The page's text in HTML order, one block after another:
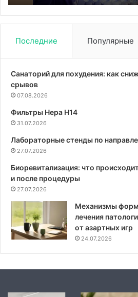
Последние Популярные
Санаторий для похудения: как
срывов
07.08.2026
Фильтры Hepa Н14
31.07.2026
Лабораторные стенды по
27.07.2026
Биоревитализация: что
и после процедуры
27.07.2026
Механизмы
лечения
от азартных игр
24.07.2026